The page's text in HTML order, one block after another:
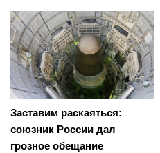
Заставим раскаяться:
союзник России дал
грозное обещание